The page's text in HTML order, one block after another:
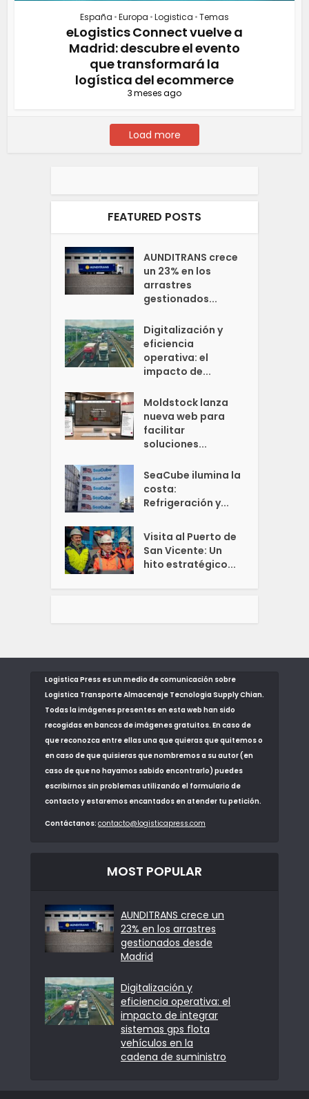
España •Europa •Logistica •Temas
eLogistics Connect vuelve a
Madrid: descubre el evento
que transformará la
logística del ecommerce
3 meses ago
Load more
FEATURED POSTS
AUNDITRANS crece
un 23% en los
arrastres
gestionados...
Digitalización y
eficiencia
operativa: el
impacto de...
Moldstock lanza
nueva web para
facilitar
soluciones...
SeaCube ilumina la
costa:
Refrigeración y...
Visita al Puerto de
San Vicente: Un
hito estratégico...
Logistica Press es un medio de comunicación sobre
Logistica Transporte Almacenaje Tecnologia Supply Chian.
Todas la imágenes presentes en esta web han sido
recogidas en bancos de imágenes gratuitos. En caso de
que reconozca entre ellas una que quieras que quitemos o
en caso de que quisieras que nombremos a su autor (en
caso de que no hayamos sabido encontrarlo) puedes
escribirnos sin problemas utilizando el formulario de
contacto y estaremos encantados en atender tu petición.
Contáctanos: contacto@logisticapress.com
MOST POPULAR
AUNDITRANS crece un
23% en los arrastres
gestionados desde
Madrid
Digitalización y
eficiencia operativa: el
impacto de integrar
sistemas gps flota
vehículos en la
cadena de suministro